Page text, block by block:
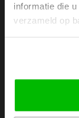
informatie die
verzameld op
“Bij
hoge